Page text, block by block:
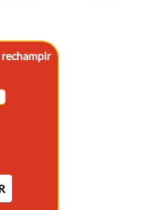
rechampir